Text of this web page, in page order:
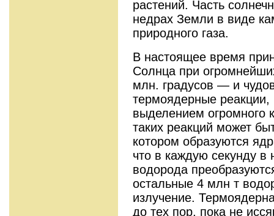
растений. Часть
недрах Земли в виде
природного газа.
В настоящее время
Солнца при
млн. градусов — и
термоядерные
выделением огромного
таких реакций может
котором образуются
что в каждую секунду
водорода
остальные 4 млн т
излучение.
до тех пор, пока не